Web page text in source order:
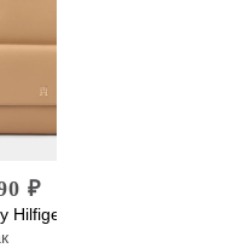
₽
Hilfiger